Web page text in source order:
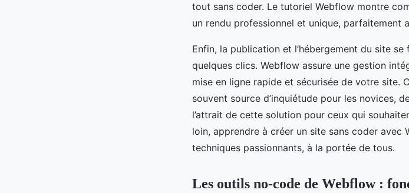
tout sans coder. Le tutoriel Webflow montre
un rendu professionnel et unique, parfaitement
Enfin, la publication et l’hébergement du site
quelques clics. Webflow assure une gestion
mise en ligne rapide et sécurisée de votre site.
souvent source d’inquiétude pour les novices,
l’attrait de cette solution pour ceux qui
loin, apprendre à créer un site sans coder
techniques passionnants, à la portée de tous.
Les outils no-code de Webflow :